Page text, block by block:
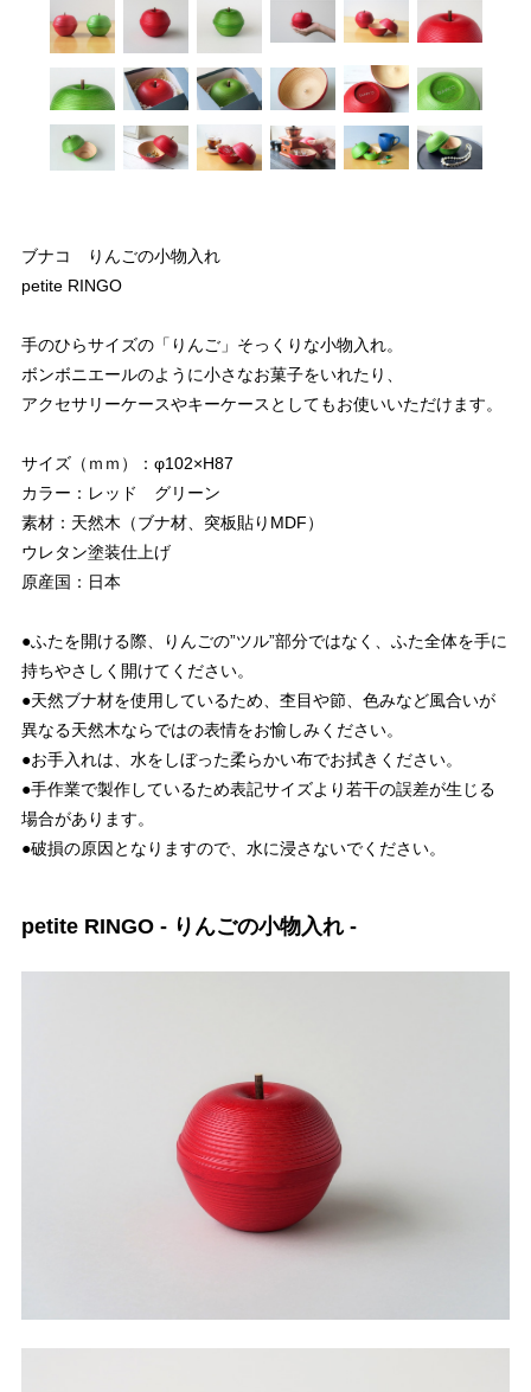
ブナコ りんごの小物入れ
petite RINGO
手のひらサイズの「りんご」そっくりな小物入れ。
ボンボニエールのように小さなお菓子をいれたり、
アクセサリーケースやキーケースとしてもお使いいただけます。
サイズ（ｍｍ）：φ102×H87
カラー：レッド グリーン
素材：天然木（ブナ材、突板貼りMDF）
ウレタン塗装仕上げ
原産国：日本
●ふたを開ける際、りんごの”ツル”部分ではなく、ふた全体を手に
持ちやさしく開けてください。
●天然ブナ材を使用しているため、杢目や節、色みなど風合いが
異なる天然木ならではの表情をお愉しみください。
●お手入れは、水をしぼった柔らかい布でお拭きください。
●手作業で製作しているため表記サイズより若干の誤差が生じる
場合があります。
●破損の原因となりますので、水に浸さないでください。
petite RINGO - りんごの小物入れ -